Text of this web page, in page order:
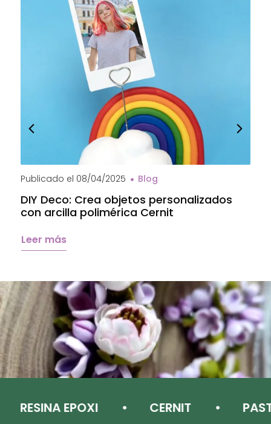
Publicado el 08/04/2025 Blog
DIY Deco: Crea objetos personalizados
con arcilla polimérica Cernit
Leer más
RESINA EPOXI CERNIT